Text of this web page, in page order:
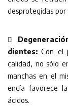
desprotegidas por

dientes: Con el
calidad, no sólo
manchas en el
encía favorece
ácidos.